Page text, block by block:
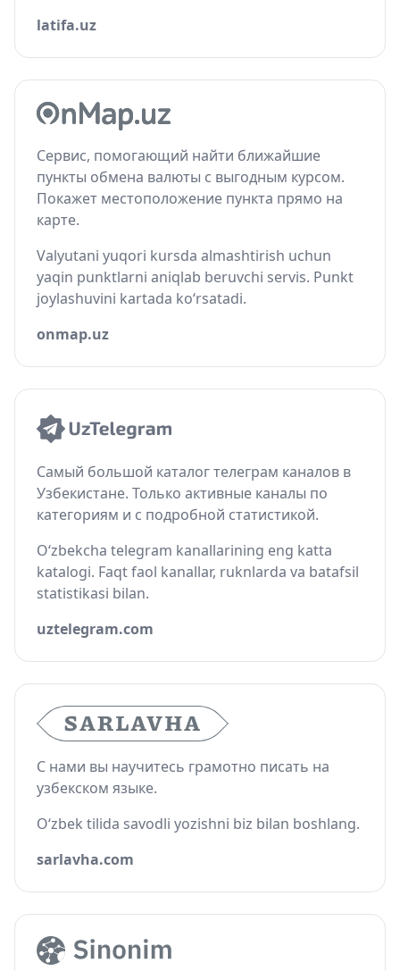
latifa.uz
Сервис, помогающий найти ближайшие
пункты обмена валюты с выгодным курсом.
Покажет местоположение пункта прямо на
карте.
Valyutani yuqori kursda almashtirish uchun
yaqin punktlarni aniqlab beruvchi servis. Punkt
joylashuvini kartada ko‘rsatadi.
onmap.uz
Самый большой каталог телеграм каналов в
Узбекистане. Только активные каналы по
категориям и с подробной статистикой.
O‘zbekcha telegram kanallarining eng katta
katalogi. Faqt faol kanallar, ruknlarda va batafsil
statistikasi bilan.
uztelegram.com
С нами вы научитесь грамотно писать на
узбекском языке.
O‘zbek tilida savodli yozishni biz bilan boshlang.
sarlavha.com